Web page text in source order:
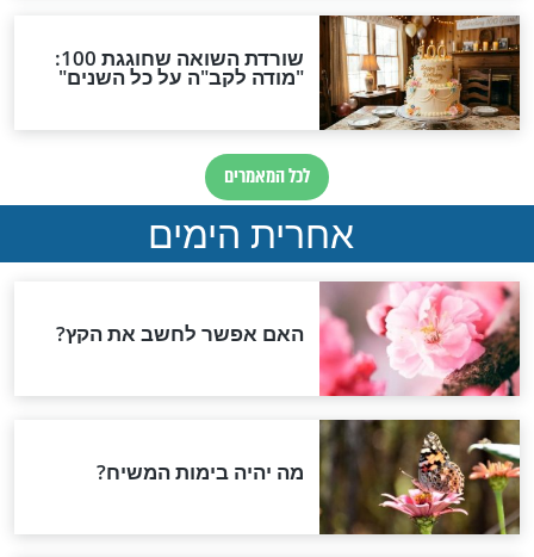
לישראל הכריז
כיום תפילה
המגפה
לקראת הסגר הוציאו גדולי
ישראל קריאה חשובה
- רק אמונה
הרב בניהו שמואלי: כיצד
חדשות יהדות